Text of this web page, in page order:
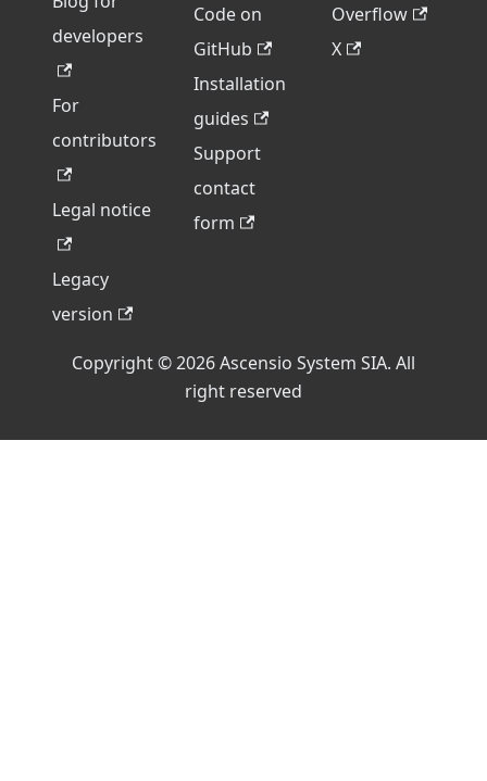
developers
For
contributors
Legal notice
Legacy
version
Code on
GitHub
Installation
guides
Support
contact
form
Overflow
X
Copyright © 2026 Ascensio System SIA. All
right reserved